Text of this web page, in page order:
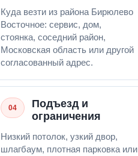
Куда везти из района Бирюлево
Восточное: сервис, дом,
стоянка, соседний район,
Московская область или другой
согласованный адрес.
04
Подъезд и
ограничения
Низкий потолок, узкий двор,
шлагбаум, плотная парковка или